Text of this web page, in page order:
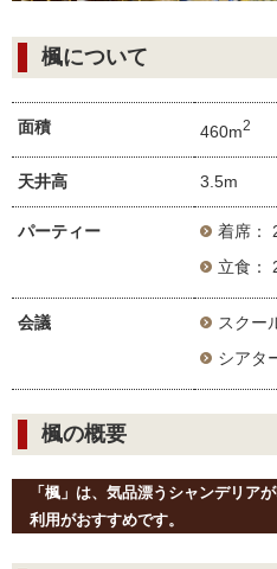
楓について
面積 460m2
天井高 3.5m
パーティー
着席：
立食：
会議
スクー
シアタ
楓の概要
「楓」は、気品漂うシャンデリア
利用がおすすめです。